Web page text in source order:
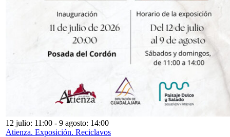
12 julio: 11:00 - 9 agosto: 14:00
Atienza. Exposición. Reciclavos